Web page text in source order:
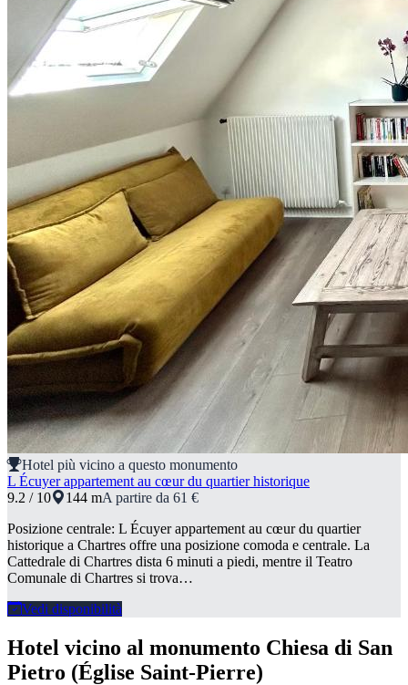
Hotel più vicino a questo monumento
L Écuyer appartement au cœur du quartier historique
9.2 / 10
144 mA partire da 61 €
Posizione centrale: L Écuyer appartement au cœur du quartier
historique a Chartres offre una posizione comoda e centrale. La
Cattedrale di Chartres dista 6 minuti a piedi, mentre il Teatro
Comunale di Chartres si trova…
Vedi disponibilità
Hotel vicino al monumento Chiesa di San
Pietro (Église Saint-Pierre)